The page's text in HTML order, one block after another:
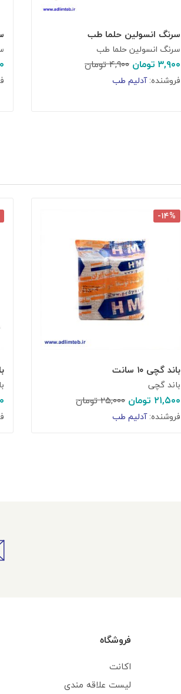
سرنگ انسولین حلما طب
سرنگ انسولین حلما طب
۳,۹۰۰ تومان ۴,۹۰۰تومان
فروشنده:آدلیم طب
-۱۴%
باند گچی ۱۰ سانت
باند گچی
۲۱,۵۰۰ تومان ۲۵,۰۰۰تومان
فروشنده:آدلیم طب
فروشگاه
اکانت
لیست علاقه مندی